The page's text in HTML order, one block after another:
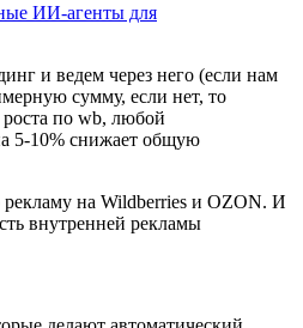
ИИ‑агенты для
и ведем через него (если нам
сумму, если нет, то
по wb, любой
5-10% снижает общую